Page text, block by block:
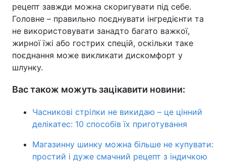
рецепт завжди можна скоригувати під себе.
Головне – правильно поєднувати інгредієнти та
не використовувати занадто багато важкої,
жирної їжі або гострих спецій, оскільки таке
поєднання може викликати дискомфорт у
шлунку.
Вас також можуть зацікавити новини:
Часникові стрілки не викидаю – це цінний
делікатес: 10 способів їх приготування
Магазинну шинку можна більше не купувати:
простий і дуже смачний рецепт з індичкою